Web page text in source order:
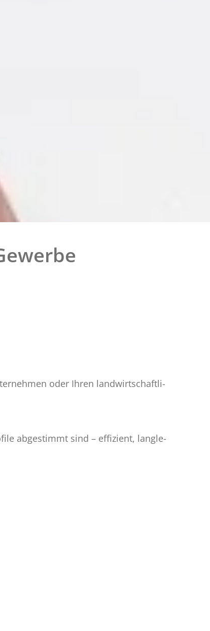
oder Ihren land­wirt­schaft­li­
ab­ge­stimmt sind – ef­fi­zi­ent, lang­le­